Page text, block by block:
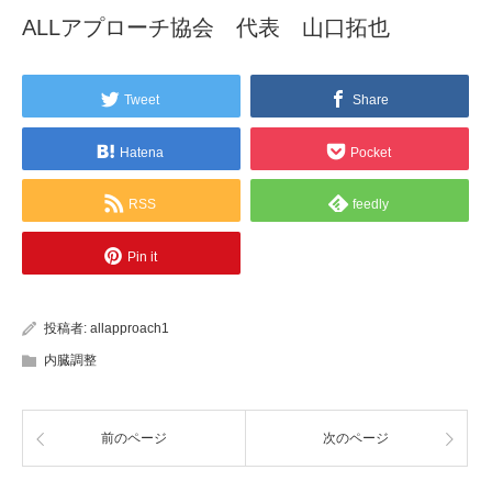
ALLアプローチ協会 代表 山口拓也
Tweet Share
Hatena Pocket
RSS feedly
Pin it
投稿者: allapproach1
内臓調整
前のページ 次のページ